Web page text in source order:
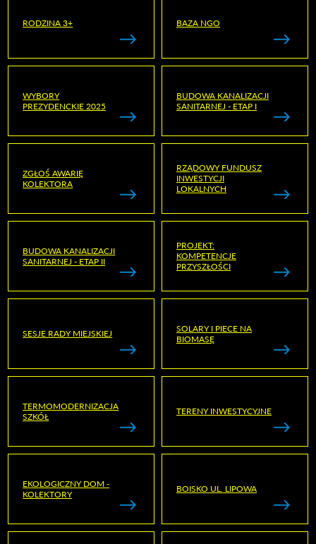
RODZINA 3+ BAZA NGO
WYBORY
PREZYDENCKIE 2025
BUDOWA KANALIZACJI
SANITARNEJ - ETAP I
ZGŁOŚ AWARIĘ
KOLEKTORA
RZĄDOWY FUNDUSZ
INWESTYCJI
LOKALNYCH
BUDOWA KANALIZACJI
SANITARNEJ - ETAP II
PROJEKT:
KOMPETENCJE
PRZYSZŁOŚCI
SESJE RADY MIEJSKIEJ
SOLARY I PIECE NA
BIOMASĘ
TERMOMODERNIZACJA
SZKÓŁ
TERENY INWESTYCYJNE
EKOLOGICZNY DOM -
KOLEKTORY
BOISKO UL. LIPOWA